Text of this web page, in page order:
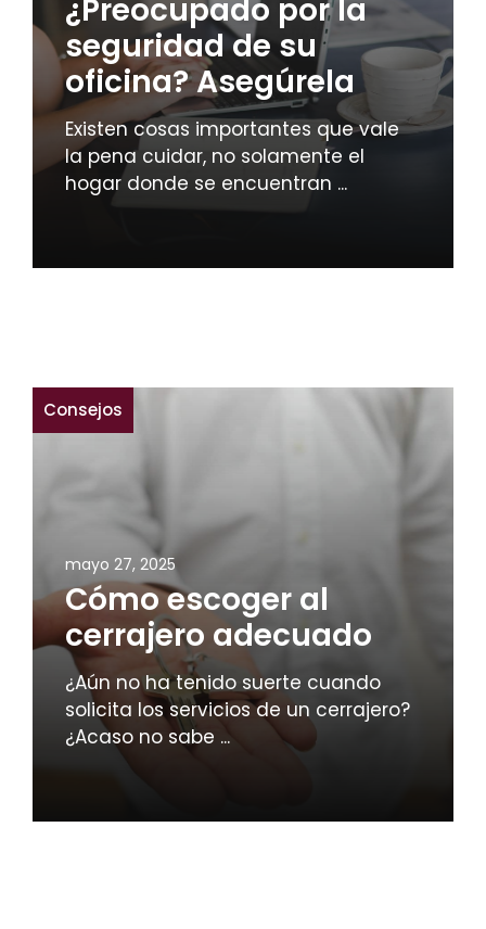
¿Preocupado por la
seguridad de su
oficina? Asegúrela
Existen cosas importantes que vale
la pena cuidar, no solamente el
hogar donde se encuentran ...
Consejos
mayo 27, 2025
Cómo escoger al
cerrajero adecuado
¿Aún no ha tenido suerte cuando
solicita los servicios de un cerrajero?
¿Acaso no sabe ...